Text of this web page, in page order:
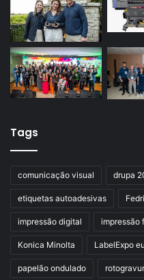
Tags
comunicação visual drupa
etiquetas autoadesivas
impressão digital impressão
Konica Minolta LabelExpo
papelão ondulado